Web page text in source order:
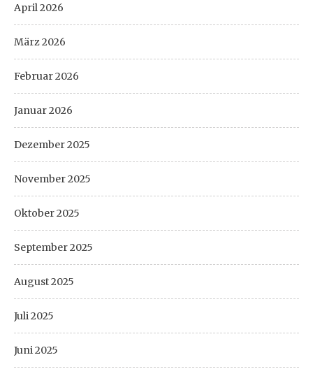
April 2026
März 2026
Februar 2026
Januar 2026
Dezember 2025
November 2025
Oktober 2025
September 2025
August 2025
Juli 2025
Juni 2025